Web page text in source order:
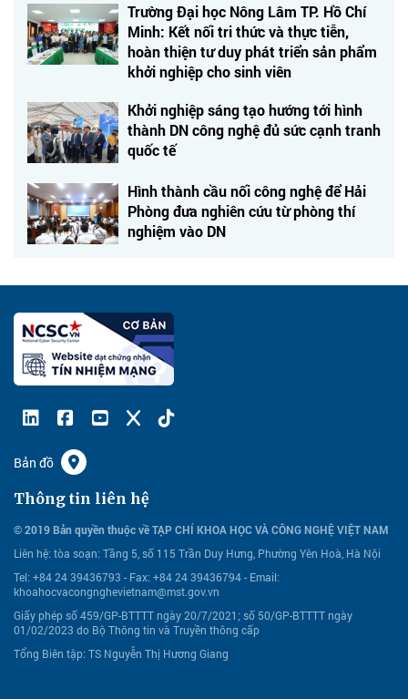
Trường Đại học Nông Lâm TP. Hồ Chí
Minh: Kết nối tri thức và thực tiễn,
hoàn thiện tư duy phát triển sản phẩm
khởi nghiệp cho sinh viên
Khởi nghiệp sáng tạo hướng tới hình
thành DN công nghệ đủ sức cạnh tranh
quốc tế
Hình thành cầu nối công nghệ để Hải
Phòng đưa nghiên cứu từ phòng thí
nghiệm vào DN
Bản đồ
Thông tin liên hệ
© 2019 Bản quyền thuộc về TẠP CHÍ KHOA HỌC VÀ CÔNG NGHỆ VIỆT NAM
Liên hệ: tòa soạn: Tầng 5, số 115 Trần Duy Hưng, Phường Yên Hoà, Hà Nội
Tel: +84 24 39436793 - Fax: +84 24 39436794 - Email:
khoahocvacongnghevietnam@mst.gov.vn
Giấy phép số 459/GP-BTTTT ngày 20/7/2021; số 50/GP-BTTTT ngày
01/02/2023 do Bộ Thông tin và Truyền thông cấp
Tổng Biên tập: TS Nguyễn Thị Hương Giang